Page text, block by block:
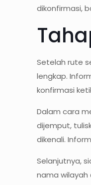
dikonfirmasi,
Setelah rute
lengkap.
konfirmasi
Dalam cara
dijemput,
dikenali.
Selanjutnya,
nama